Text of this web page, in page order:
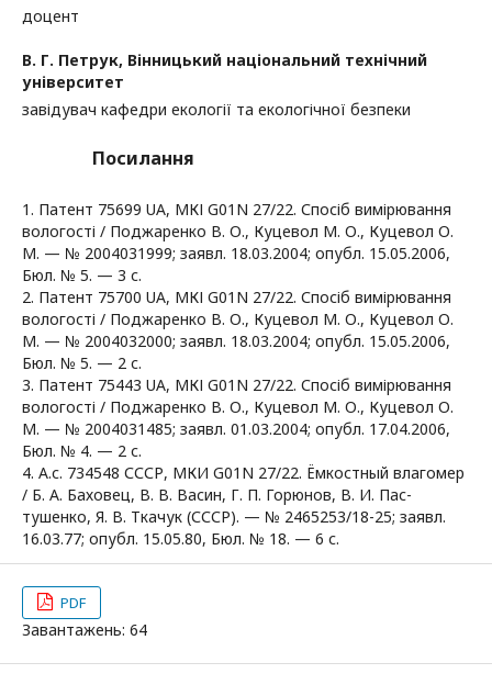
доцент
В. Г. Петрук, Вінницький національний технічний
університет
завідувач кафедри екології та екологічної безпеки
Посилання
1. Патент 75699 UA, МКІ G01N 27/22. Спосіб вимірювання
вологості / Поджаренко В. О., Куцевол М. О., Куцевол О.
М. — № 2004031999; заявл. 18.03.2004; опубл. 15.05.2006,
Бюл. № 5. — 3 с.
2. Патент 75700 UA, МКІ G01N 27/22. Спосіб вимірювання
вологості / Поджаренко В. О., Куцевол М. О., Куцевол О.
М. — № 2004032000; заявл. 18.03.2004; опубл. 15.05.2006,
Бюл. № 5. — 2 с.
3. Патент 75443 UA, МКІ G01N 27/22. Спосіб вимірювання
вологості / Поджаренко В. О., Куцевол М. О., Куцевол О.
М. — № 2004031485; заявл. 01.03.2004; опубл. 17.04.2006,
Бюл. № 4. — 2 с.
4. А.с. 734548 СССР, МКИ G01N 27/22. Ёмкостный влагомер
/ Б. А. Баховец, В. В. Васин, Г. П. Горюнов, В. И. Пас-
тушенко, Я. В. Ткачук (СССР). — № 2465253/18-25; заявл.
16.03.77; опубл. 15.05.80, Бюл. № 18. — 6 с.
PDF
Завантажень: 64